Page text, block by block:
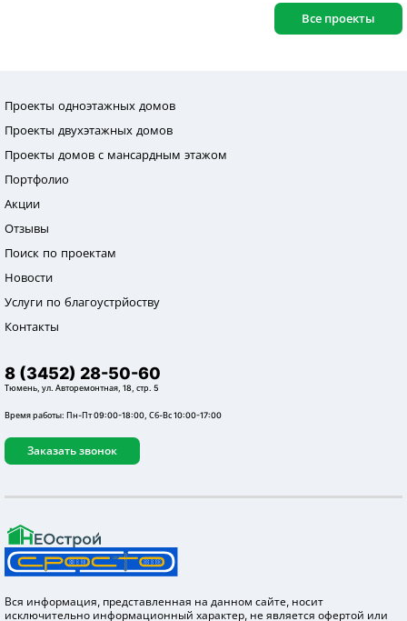
Все проекты
Проекты одноэтажных домов
Проекты двухэтажных домов
Проекты домов с мансардным этажом
Портфолио
Акции
Отзывы
Поиск по проектам
Новости
Услуги по благоустрйоству
Контакты
8 (3452) 28-50-60
Тюмень, ул. Авторемонтная, 18, стр. 5
Время работы: Пн-Пт 09:00-18:00, Сб-Вс 10:00-17:00
Заказать звонок
Вся информация, представленная на данном сайте, носит
исключительно информационный характер, не является офертой или